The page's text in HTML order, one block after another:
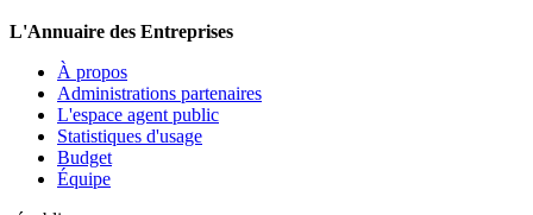
L'Annuaire des Entreprises
À propos
Administrations partenaires
L'espace agent public
Statistiques d'usage
Budget
Équipe